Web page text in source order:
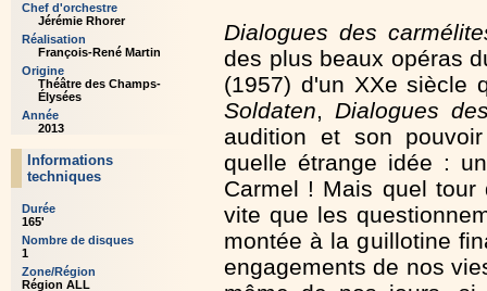
Chef d'orchestre
Jérémie Rhorer
Réalisation
François-René Martin
Origine
Théâtre des Champs-
Élysées
Année
2013
Informations
techniques
Durée
165'
Nombre de disques
1
Zone/Région
Région ALL
Dialogues des
des plus beaux opéras
(1957) d'un XXe siècle
Soldaten, Dialogues
audition et son
quelle étrange idée :
Carmel ! Mais quel tour
vite que les
montée à la guillotine
engagements de nos